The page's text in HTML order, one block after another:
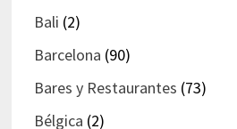
Bali (2)
Barcelona (90)
Bares y Restaurantes (73)
Bélgica (2)